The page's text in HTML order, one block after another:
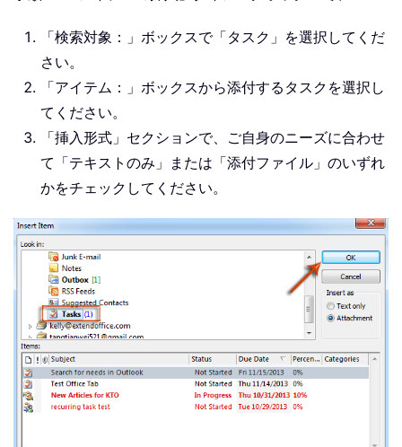
「検索対象：」ボックスで「タスク」を選択してくだ
さい。
「アイテム：」ボックスから添付するタスクを選択し
てください。
「挿入形式」セクションで、ご自身のニーズに合わせ
て「テキストのみ」または「添付ファイル」のいずれ
かをチェックしてください。